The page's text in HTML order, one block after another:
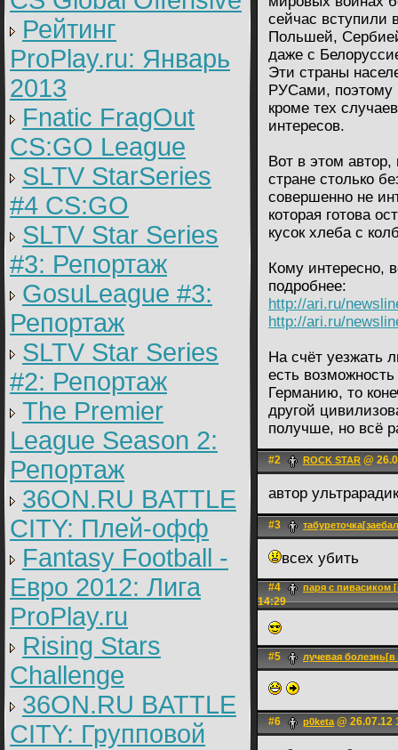
Рейтинг
ProPlay.ru: Январь
2013
Fnatic FragOut
CS:GO League
SLTV StarSeries
#4 CS:GO
SLTV Star Series
#3: Репортаж
GosuLeague #3:
Репортаж
SLTV Star Series
#2: Репортаж
The Premier
League Season 2:
Репортаж
36ON.RU BATTLE
CITY: Плей-офф
Fantasy Football -
Евро 2012: Лига
ProPlay.ru
Rising Stars
Challenge
36ON.RU BATTLE
CITY: Групповой
сейчас вступили
Польшей,
даже с
Эти страны
РУСами, поэтому
кроме тех
интересов.
Вот в этом автор,
стране столько
совершенно не
которая готова
кусок хлеба с
Кому интересно,
подробнее:
http://ari.ru/
http://ari.ru/
На счёт уезжать
есть
Германию, то
другой
получше, но всё
#2 ROCK STAR @
автор
#3
всех убить
#4 паря с пивасиком
14:29
#5 лучевая болезнь[в
#6 p0keta@ 26.07.12